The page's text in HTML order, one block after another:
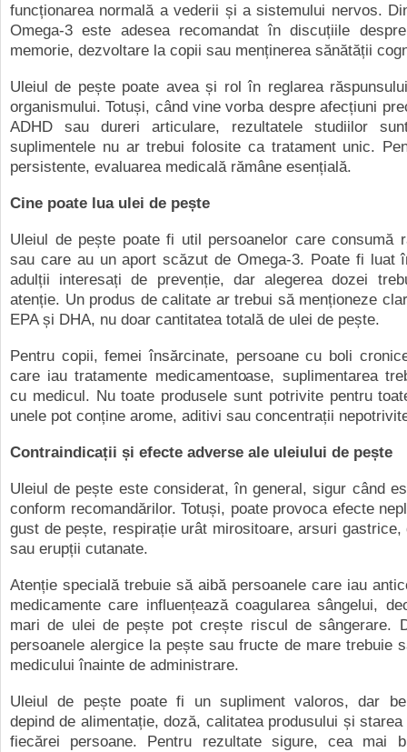
funcționarea normală a vederii și a sistemului nervos.
Omega-3 este adesea recomandat în discuțiile
memorie, dezvoltare la copii sau menținerea sănătății
Uleiul de pește poate avea și rol în reglarea
organismului. Totuși, când vine vorba despre afecțiuni
ADHD sau dureri articulare, rezultatele studiilor
suplimentele nu ar trebui folosite ca tratament unic.
persistente, evaluarea medicală rămâne esențială.
Cine poate lua ulei de pește
Uleiul de pește poate fi util persoanelor care consumă
sau care au un aport scăzut de Omega-3. Poate fi luat
adulții interesați de prevenție, dar alegerea dozei
atenție. Un produs de calitate ar trebui să menționeze
EPA și DHA, nu doar cantitatea totală de ulei de pește.
Pentru copii, femei însărcinate, persoane cu boli
care iau tratamente medicamentoase, suplimentarea
cu medicul. Nu toate produsele sunt potrivite pentru
unele pot conține arome, aditivi sau concentrații
Contraindicații și efecte adverse ale uleiului de pește
Uleiul de pește este considerat, în general, sigur când
conform recomandărilor. Totuși, poate provoca efecte
gust de pește, respirație urât mirositoare, arsuri gastrice,
sau erupții cutanate.
Atenție specială trebuie să aibă persoanele care iau
medicamente care influențează coagularea sângelui,
mari de ulei de pește pot crește riscul de sângerare.
persoanele alergice la pește sau fructe de mare trebuie
medicului înainte de administrare.
Uleiul de pește poate fi un supliment valoros, dar
depind de alimentație, doză, calitatea produsului și
fiecărei persoane. Pentru rezultate sigure, cea mai